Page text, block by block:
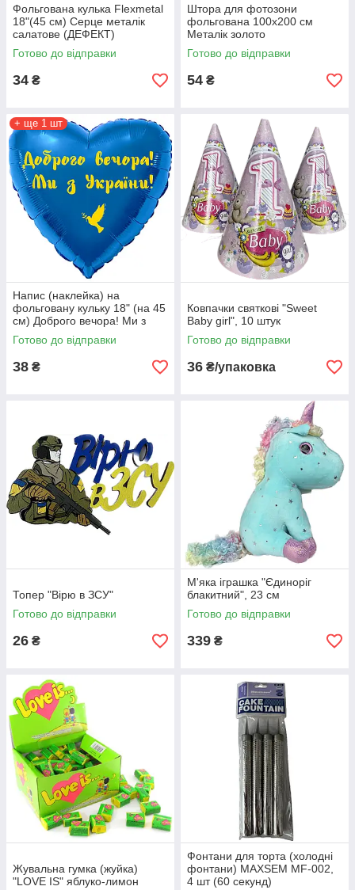
Фольгована кулька Flexmetal
18"(45 см) Серце металік
салатове (ДЕФЕКТ)
Готово до відправки
34 ₴
Штора для фотозони
фольгована 100х200 см
Металік золото
Готово до відправки
54 ₴
+ ще 1 шт
Напис (наклейка) на
фольговану кульку 18" (на 45
см) Доброго вечора! Ми з
України! (будь-який колір)
Готово до відправки
38 ₴
Ковпачки святкові "Sweet
Baby girl", 10 штук
Готово до відправки
36 ₴/упаковка
Топер "Вірю в ЗСУ"
Готово до відправки
26 ₴
М'яка іграшка "Єдиноріг
блакитний", 23 см
Готово до відправки
339 ₴
Жувальна гумка (жуйка)
"LOVE IS" яблуко-лимон
Фонтани для торта (холодні
фонтани) MAXSEM MF-002,
4 шт (60 секунд)